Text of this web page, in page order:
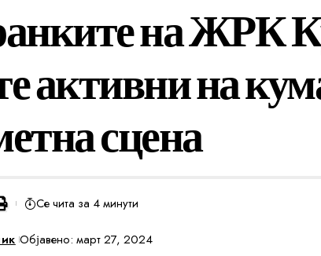
на ЖРК
активни на
сцена
Објавено: март 27, 2024
Се чита за 4 минути